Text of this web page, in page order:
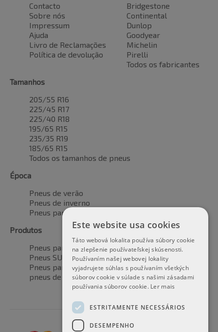
Contacto
Sobre nós
Impressum
Ajuda
Livro de Reclamações
Política de devolução
Bridgestone
Continental
Dunlop
Goodyear
Michelin
Pirelli
Todos os fabricantes
Tamanhos
205/55 R16
225/45 R17
225/40 R18
195/65 R15
235/35 R19
185/65 R15
Todos os tamanhos de pneus
Época
Pneus de verão
Pneus de inverno
Pneus para todas as estações
Produtos
Pneus para automóveis
Pneus SUV / 4x4
Pneus para veículos de transporte
pneus de motocicleta
Este website usa cookies
Táto webová lokalita používa súbory cookie
na zlepšenie používateľskej skúsenosti.
Používaním našej webovej lokality
vyjadrujete súhlas s používaním všetkých
súborov cookie v súlade s našimi zásadami
používania súborov cookie. Ler mais
ESTRITAMENTE NECESSÁRIOS
DESEMPENHO